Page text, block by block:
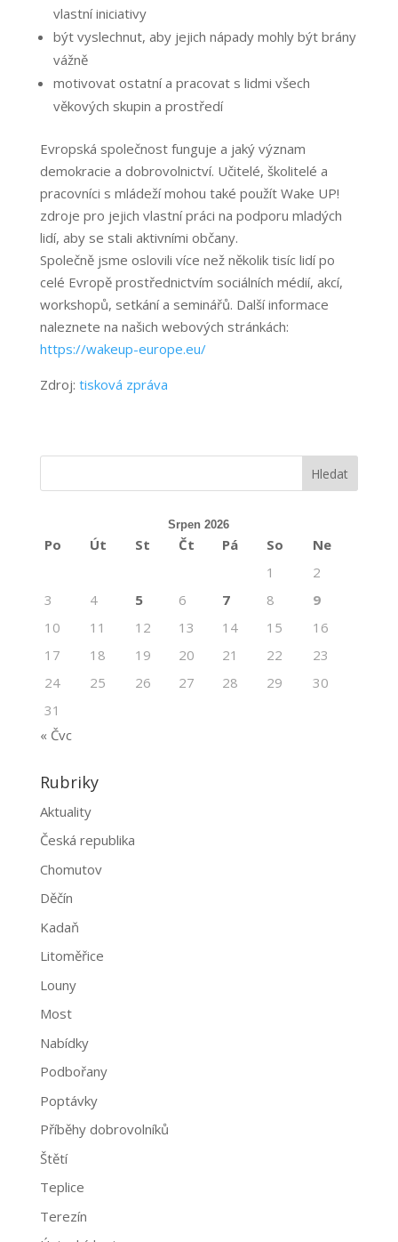
vlastní iniciativy
být vyslechnut, aby jejich nápady mohly být brány
vážně
motivovat ostatní a pracovat s lidmi všech
věkových skupin a prostředí
Evropská společnost funguje a jaký význam
demokracie a dobrovolnictví. Učitelé, školitelé a
pracovníci s mládeží mohou také použít Wake UP!
zdroje pro jejich vlastní práci na podporu mladých
lidí, aby se stali aktivními občany.
Společně jsme oslovili více než několik tisíc lidí po
celé Evropě prostřednictvím sociálních médií, akcí,
workshopů, setkání a seminářů. Další informace
naleznete na našich webových stránkách:
https://wakeup-europe.eu/
Zdroj: tisková zpráva
Srpen 2026
Po Út St Čt Pá So
Ne
1
2
3
4 5 6 7 8
9
10
11 12 13 14 15
16
17
18 19 20 21 22
23
24
25 26 27 28 29
30
31
« Čvc
Rubriky
Aktuality
Česká republika
Chomutov
Děčín
Kadaň
Litoměřice
Louny
Most
Nabídky
Podbořany
Poptávky
Příběhy dobrovolníků
Štětí
Teplice
Terezín